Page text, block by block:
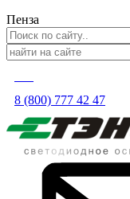
Пенза
8 (800) 777 42 47